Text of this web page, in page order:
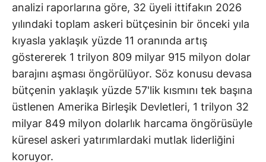
analizi raporlarına göre, 32 üyeli ittifakın 2026
yılındaki toplam askeri bütçesinin bir önceki yıla
kıyasla yaklaşık yüzde 11 oranında artış
göstererek 1 trilyon 809 milyar 915 milyon dolar
barajını aşması öngörülüyor. Söz konusu devasa
bütçenin yaklaşık yüzde 57'lik kısmını tek başına
üstlenen Amerika Birleşik Devletleri, 1 trilyon 32
milyar 849 milyon dolarlık harcama öngörüsüyle
küresel askeri yatırımlardaki mutlak liderliğini
koruyor.